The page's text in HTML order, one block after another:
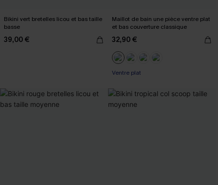
Bikini vert bretelles licou et bas taille
basse
39,00 €
Maillot de bain une pièce ventre plat
et bas couverture classique
32,90 €
Ventre plat